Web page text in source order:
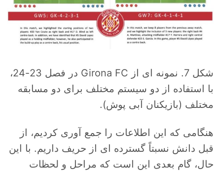
شکل 7. نمونه ای از Girona FC در فصل 23-24،
با استفاده از دو سیستم مختلف برای دو مسابقه
مختلف (بازیکنان آبی پوش).
هنگامی که این اطلاعات را جمع آوری کردیم، از
قبل دانش نسبتاً گسترده ای از حریف داریم. با این
حال، گام بعدی این است که مراحل و لحظات